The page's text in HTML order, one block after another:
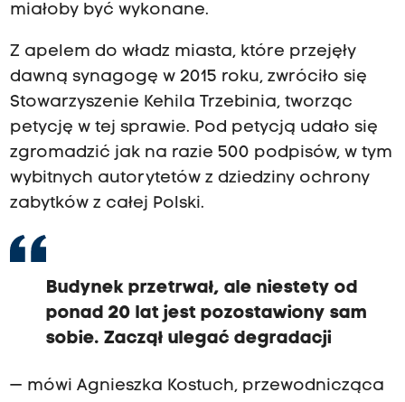
miałoby być wykonane.
Z apelem do władz miasta, które przejęły
dawną synagogę w 2015 roku, zwróciło się
Stowarzyszenie Kehila Trzebinia, tworząc
petycję w tej sprawie. Pod petycją udało się
zgromadzić jak na razie 500 podpisów, w tym
wybitnych autorytetów z dziedziny ochrony
zabytków z całej Polski.
Budynek przetrwał, ale niestety od
ponad 20 lat jest pozostawiony sam
sobie. Zaczął ulegać degradacji
— mówi Agnieszka Kostuch, przewodnicząca